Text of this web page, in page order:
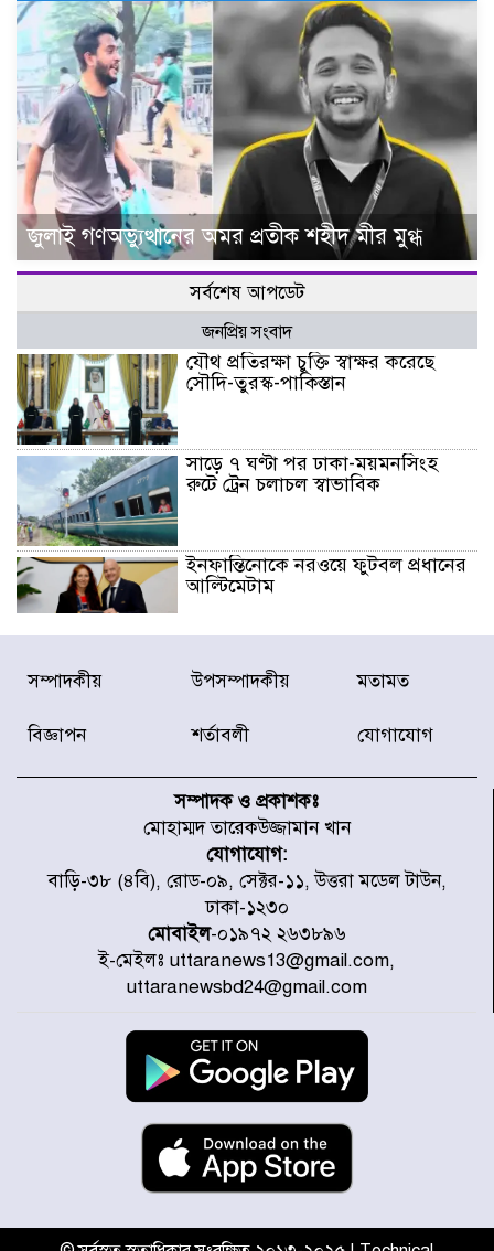
জুলাই গণঅভ্যুত্থানের অমর প্রতীক শহীদ মীর মুগ্ধ
সর্বশেষ আপডেট
জনপ্রিয় সংবাদ
যৌথ প্রতিরক্ষা চুক্তি স্বাক্ষর করেছে
সৌদি-তুরস্ক-পাকিস্তান
সাড়ে ৭ ঘণ্টা পর ঢাকা-ময়মনসিংহ
রুটে ট্রেন চলাচল স্বাভাবিক
ইনফান্তিনোকে নরওয়ে ফুটবল প্রধানের
আল্টিমেটাম
দেশে ভারি বৃষ্টির সতর্কবার্তা, ১০
জেলায় বন্যার পূর্বাভাস
স্থাপনের উদ্যোগ চান মিয়া ব্যাপারীর
৭ জেলায় ঝোড়ো হাওয়াসহ বজ্রবৃষ্টির
শঙ্কা
বগুড়া ও সিলেটে সড়ক দুর্ঘটনায় নিহত
১৫
জুলাইয়ে দেশজুড়ে ৪৫৮টি সড়ক
দুর্ঘটনায় ৪১৬ জন নিহত হয়েছেন
হারিয়ে যাওয়া শিশুকে পরিবারের কাছে
ফিরিয়ে প্রশংসায় ভাসছেন খিলক্ষেত
সম্পাদকীয় উপসম্পাদকীয় মতামত
বিজ্ঞাপন শর্তাবলী যোগাযোগ
সম্পাদক ও প্রকাশকঃ
মোহাম্মদ তারেকউজ্জামান খান
যোগাযোগ:
বাড়ি-৩৮ (৪বি), রোড-০৯, সেক্টর-১১, উত্তরা মডেল টাউন,
ঢাকা-১২৩০
মোবাইল-০১৯৭২ ২৬৩৮৯৬
ই-মেইলঃ uttaranews13@gmail.com,
uttaranewsbd24@gmail.com